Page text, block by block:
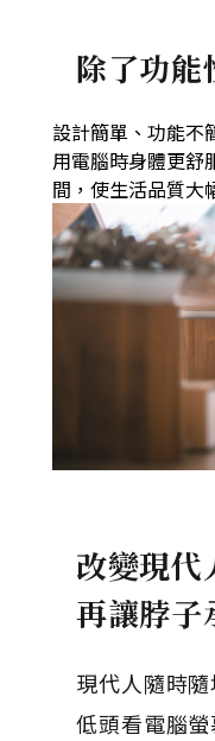
除了功能
設計簡單、功能
用電腦時身體更舒
間，使生活品質大
改變現代
再讓脖子
現代人隨時
低頭看電腦